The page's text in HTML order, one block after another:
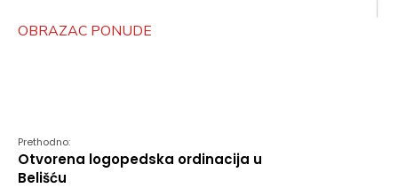
OBRAZAC PONUDE
Prethodno:
Otvorena logopedska ordinacija u
Belišću